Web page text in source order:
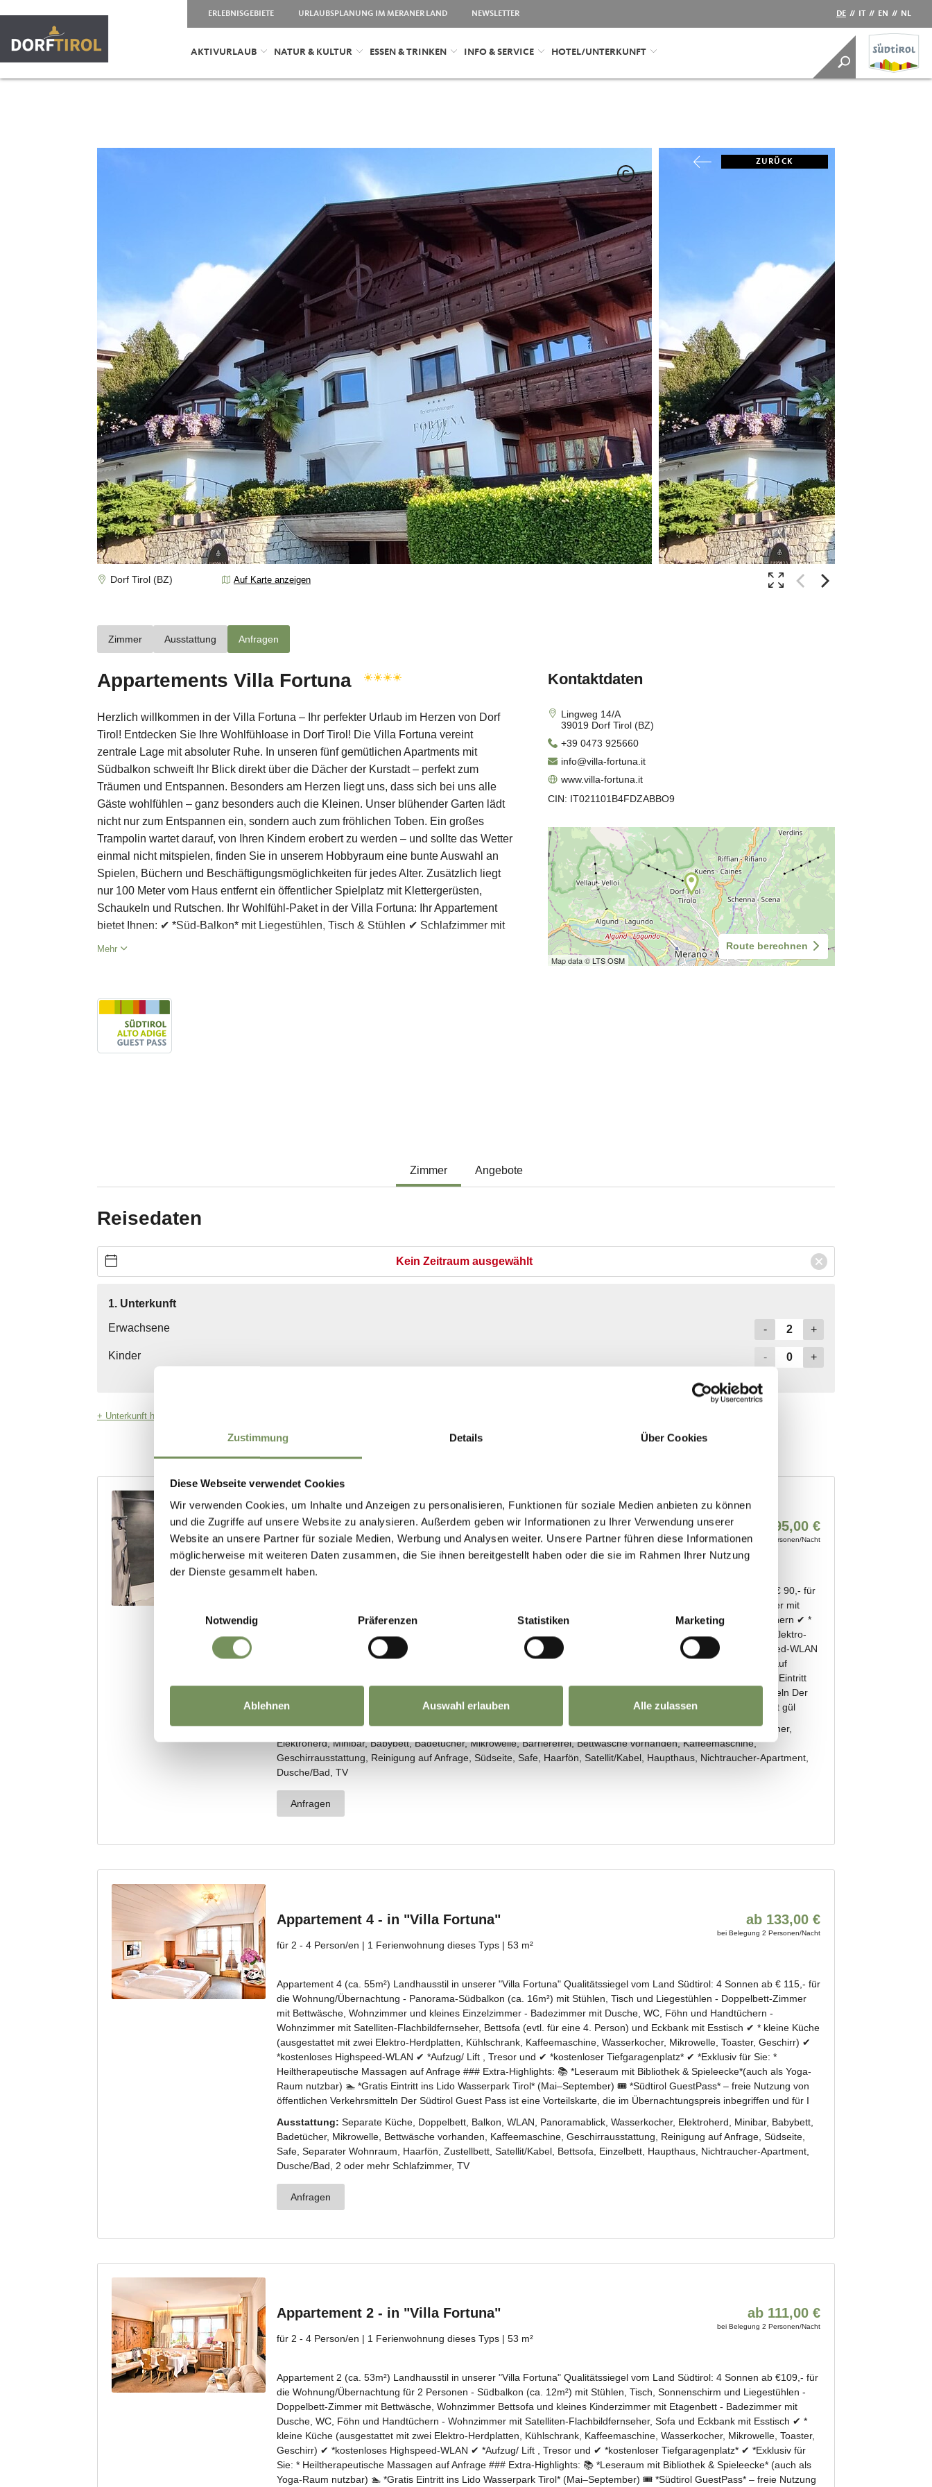
Zustimmung Details Über Cookies
Diese Webseite verwendet Cookies
Wir verwenden Cookies, um Inhalte und Anzeigen zu personalisieren, Funktionen für soziale Medien anbieten zu können
und die Zugriffe auf unsere Website zu analysieren. Außerdem geben wir Informationen zu Ihrer Verwendung unserer
Website an unsere Partner für soziale Medien, Werbung und Analysen weiter. Unsere Partner führen diese Informationen
möglicherweise mit weiteren Daten zusammen, die Sie ihnen bereitgestellt haben oder die sie im Rahmen Ihrer Nutzung
der Dienste gesammelt haben.
Einwilligungsauswahl
Notwendig
Präferenzen Statistiken Marketing
Ablehnen Auswahl erlauben Alle zulassen
ERLEBNISGEBIETE URLAUBSPLANUNG IM MERANER LAND NEWSLETTER DE // IT // EN // NL
AKTIVURLAUB NATUR & KULTUR ESSEN & TRINKEN INFO & SERVICE HOTEL/UNTERKUNFT
ZURÜCK